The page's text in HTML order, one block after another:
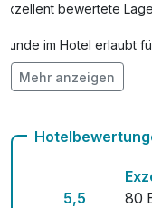
Exzellent bewertete Lage
Hunde im Hotel erlaubt
Fahrradverleih
Mit Hotelbar
Mehr anzeigen
5,5
80